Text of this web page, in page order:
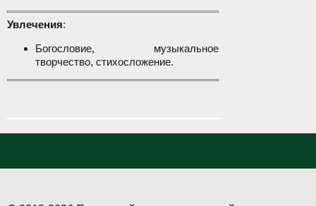
Увлечения:
Богословие, музыкальное
творчество, стихосложение.